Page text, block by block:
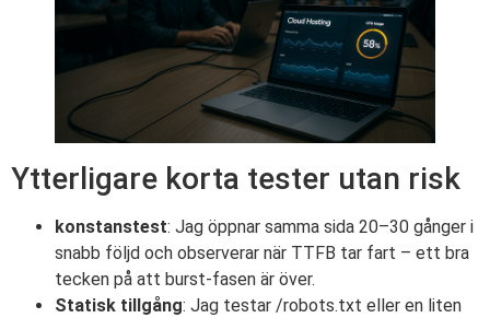
Ytterligare korta tester utan risk
konstanstest: Jag öppnar samma sida 20–30 gånger i
snabb följd och observerar när TTFB tar fart – ett bra
tecken på att burst-fasen är över.
Statisk tillgång: Jag testar /robots.txt eller en liten